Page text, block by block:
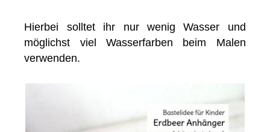
Hierbei solltet ihr nur wenig Wasser und
möglichst viel Wasserfarben beim Malen
verwenden.